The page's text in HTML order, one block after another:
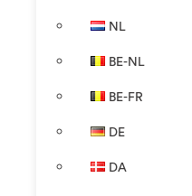
NL
BE-NL
BE-FR
DE
DA